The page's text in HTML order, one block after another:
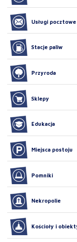
Usługi pocztowe
Stacje paliw
Przyroda
Sklepy
Edukacja
Miejsca postoju
Pomniki
Nekropolie
Kościoły i